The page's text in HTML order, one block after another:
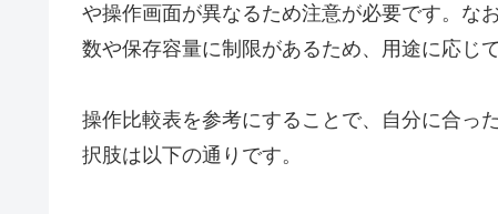
や操作画面が異なるため注意が必要です。な
数や保存容量に制限があるため、用途に応じ
操作比較表を参考にすることで、自分に合っ
択肢は以下の通りです。